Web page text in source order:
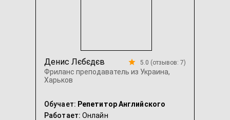
Денис Лєбєдєв
Фриланс преподаватель из Украина,
Харьков
5.0 (отзывов: 7)
Обучает: Репетитор Английского
Работает: Онлайн